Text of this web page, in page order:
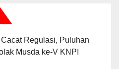
Regulasi, Puluhan
Musda ke-V KNPI